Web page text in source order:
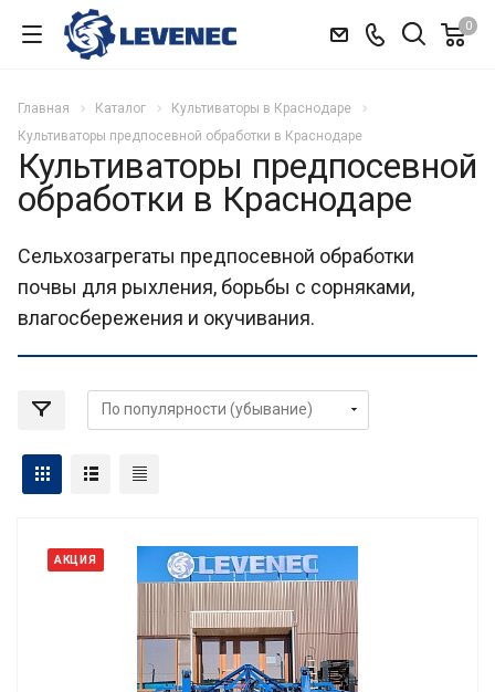
0
Главная Каталог
Культиваторы в Краснодаре
Культиваторы предпосевной обработки в Краснодаре
Культиваторы предпосевной
обработки в Краснодаре
Сельхозагрегаты предпосевной обработки
почвы для рыхления, борьбы с сорняками,
влагосбережения и окучивания.
АКЦИЯ